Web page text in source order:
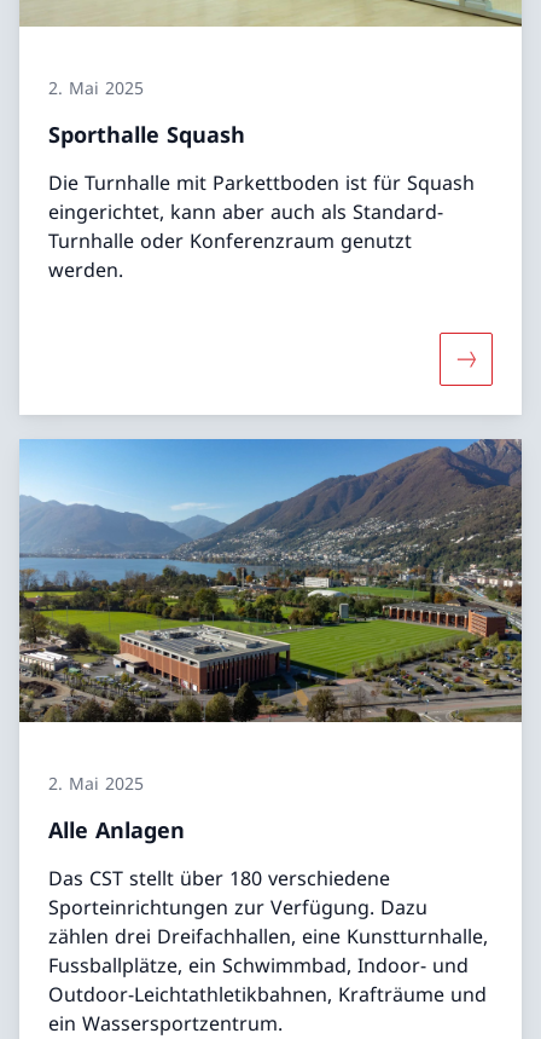
2. Mai 2025
Sporthalle Squash
Die Turnhalle mit Parkettboden ist für Squash
eingerichtet, kann aber auch als Standard-
Turnhalle oder Konferenzraum genutzt
werden.
Mehr
2. Mai 2025
Alle Anlagen
Das CST stellt über 180 verschiedene
Sporteinrichtungen zur Verfügung. Dazu
zählen drei Dreifachhallen, eine Kunstturnhalle,
Fussballplätze, ein Schwimmbad, Indoor- und
Outdoor-Leichtathletikbahnen, Krafträume und
ein Wassersportzentrum.